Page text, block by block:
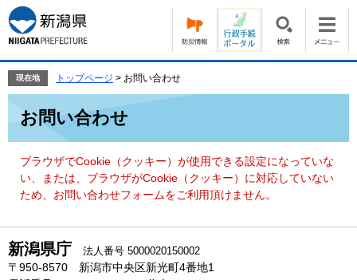
ー
ジ
の
頭
す。
ニ
ュ
ー
飛
て
現在地 トップページ > お問い合わせ
お問い合わせ
ブラウザでCookie（クッキー）が使用できる設定になっていな
い、または、ブラウザがCookie（クッキー）に対応していない
ため、お問い合わせフォームをご利用頂けません。
新潟県庁 法人番号 5000020150002
〒950-8570 新潟市中央区新光町4番地1